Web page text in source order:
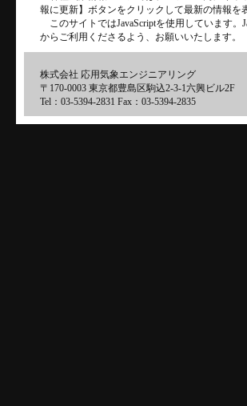
報に更新】ボタンをクリックして最新の情報を
このサイトではJavaScriptを使用しています。
からご利用くださるよう、お願いいたします。
株式会社 応用気象エンジニアリング
〒170-0003 東京都豊島区駒込2-3-1六興ビル2F
Tel：03-5394-2831 Fax：03-5394-2835